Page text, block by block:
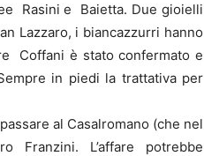
Rasini e Baietta. Due gioielli
Lazzaro, i biancazzurri hanno
Coffani è stato confermato e
in piedi la trattativa per
al Casalromano (che nel
Franzini. L’affare potrebbe